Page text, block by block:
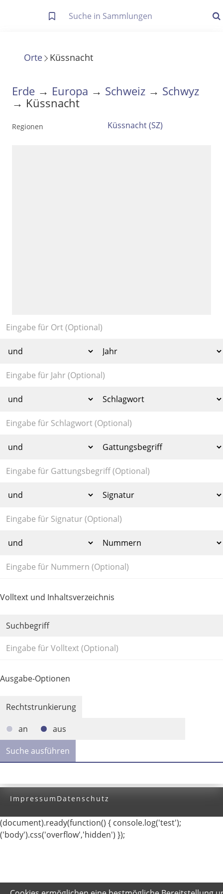
Die letzte Trefferliste besteht aus Ihrer letzten Suche, samt
Anzeigen
Zuletzt gesucht
Volltext und Inhaltsverzeichnis
Suchbegriff
Ausgabe-Optionen
Rechtstrunkierung
an
aus
Orte Küssnacht
Erde → Europa → Schweiz → Schwyz
→ Küssnacht
Regionen Küssnacht (SZ)
Impressum Datenschutz
(document).ready(function() { console.log('test');
('body').css('overflow','hidden') });